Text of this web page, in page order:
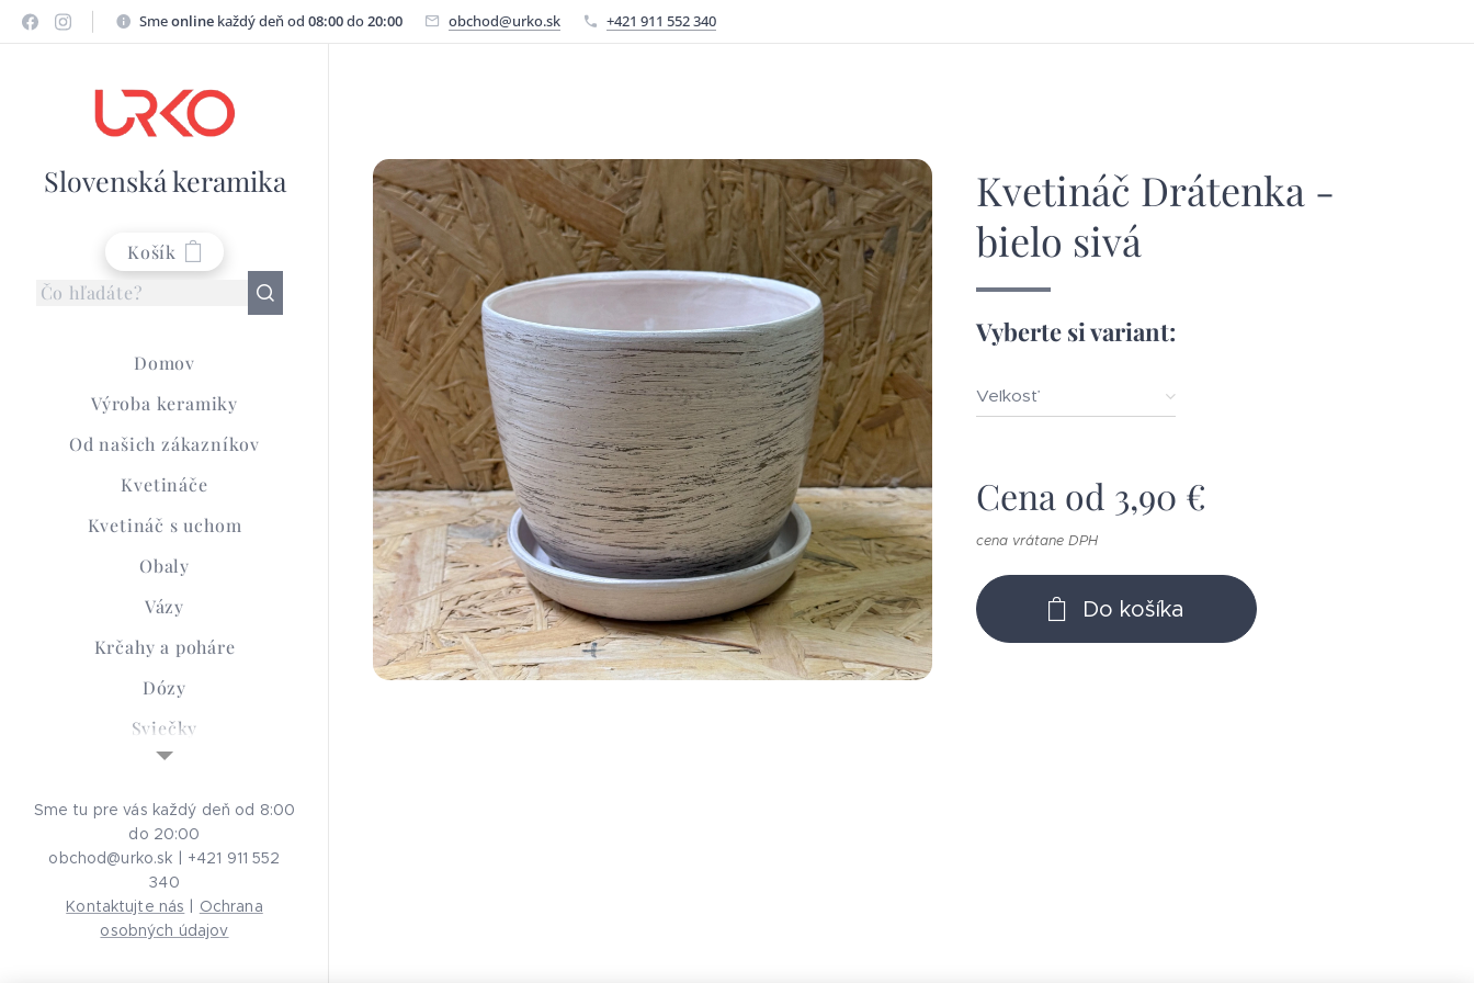
Smeonline každý deň od 08:00do20:00 obchod@urko.sk +421 911 552 340
Slovenská keramika
Košík
Domov
Výroba keramiky
Od našich zákazníkov
Kvetináče
Kvetináč s uchom
Obaly
Vázy
Krčahy a poháre
Dózy
Sviečky
Smútočná keramika
Advent
Aróma Lampy
Ochrana osobných
Kvetináč Drátenka -
bielo sivá
Vyberte si variant:
Veľkosť
Cena od 3,90 €
cena vrátane DPH
Do košíka
Sme tu pre vás každý deň od 8:00
do 20:00
obchod@urko.sk | +421 911 552
340
Kontaktujte nás | Ochrana
osobných údajov